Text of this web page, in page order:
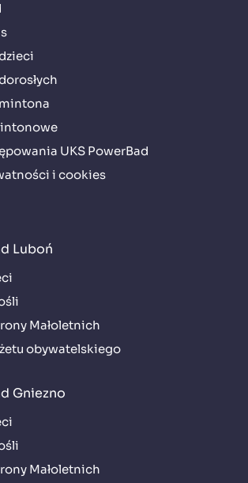
UKS PowerBad
i cookies
Luboń
Małoletnich
obywatelskiego
Gniezno
Małoletnich